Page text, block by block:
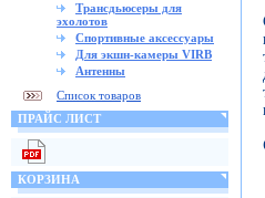
Трансдьюсеры для
эхолотов
Спортивные аксессуары
Для экшн-камеры VIRB
Антенны
Список товаров
ПРАЙС ЛИСТ
КОРЗИНА